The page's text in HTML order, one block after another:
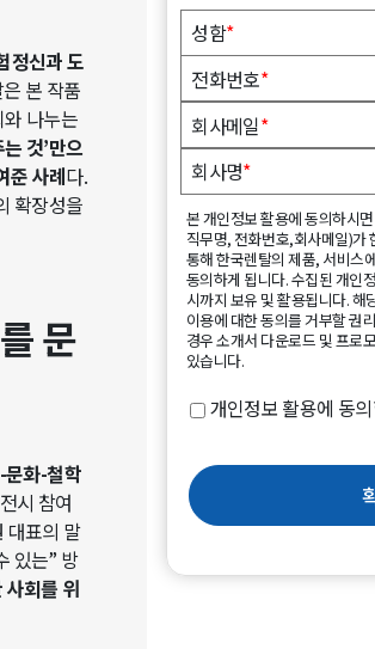
정신과 도
본 작품
나누는
것’만으
준 사례다.
확장성을
문
문화-철학
시 참여
대표의 말
있는” 방
회를 위
성함*
전화번호*
회사메일*
회사명*
본 개인정보 활용에 동의하시
직무명, 전화번호,회사메일)가
통해 한국렌탈의 제품, 서비스
동의하게 됩니다. 수집된 개인
시까지 보유 및 활용됩니다. 해
이용에 대한 동의를 거부할 권
경우 소개서 다운로드 및 프로
있습니다.
개인정보 활용에 동